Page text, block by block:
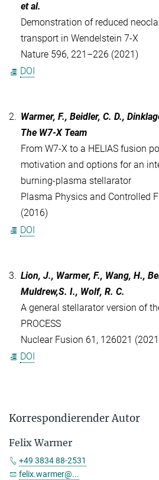
et al.
Demonstration of reduced
transport in Wendelstein 7-X
Nature 596, 221–226 (2021)
DOI
2. Warmer, F., Beidler, C. D.,
The W7-X Team
From W7-X to a HELIAS fusion
motivation and options for an
burning-plasma stellarator
Plasma Physics and Controlled
(2016)
DOI
3. Lion, J., Warmer, F., Wang, H.,
Muldrew,S. I., Wolf, R. C.
A general stellarator version of
PROCESS
Nuclear Fusion 61, 126021
DOI
Korrespondierender Autor
Felix Warmer
+49 3834 88-2531
felix.warmer@...